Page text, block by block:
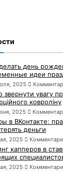
день
идеи
2025
звернути увагу
ковроліну
2025
в ВКонтакте:
деньги
2025
капперов в
2025